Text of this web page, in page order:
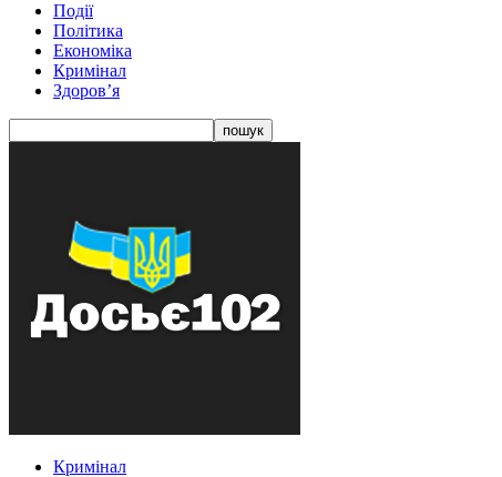
Події
Політика
Економіка
Кримінал
Здоров’я
Кримінал